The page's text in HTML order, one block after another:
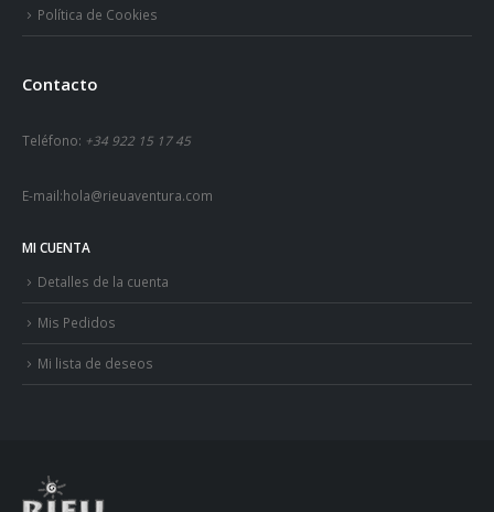
Política de Cookies
Contacto
Teléfono: +34 922 15 17 45
E-mail:hola@rieuaventura.com
MI CUENTA
Detalles de la cuenta
Mis Pedidos
Mi lista de deseos